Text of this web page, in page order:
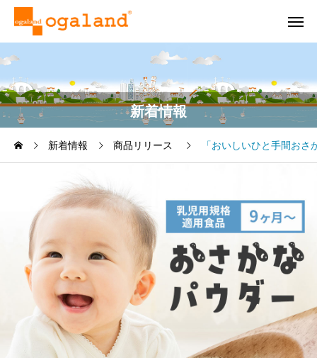
新着情報
新着情報 商品リリース 「おいしいひと手間お